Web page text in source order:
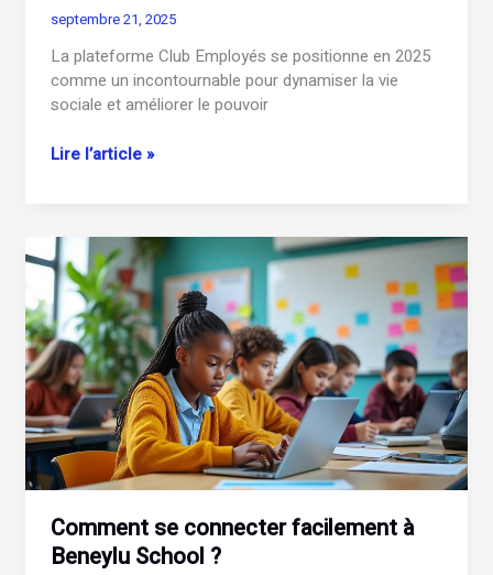
septembre 21, 2025
La plateforme Club Employés se positionne en 2025
comme un incontournable pour dynamiser la vie
sociale et améliorer le pouvoir
Connectez-
club
d’employés
:
un
guide
pratique
pour
en
tirer
le
meilleur
parti.
Lire l’article »
Comment se connecter facilement à
Beneylu School ?